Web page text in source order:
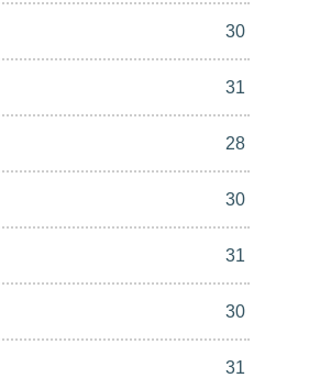
30
31
28
30
31
30
31